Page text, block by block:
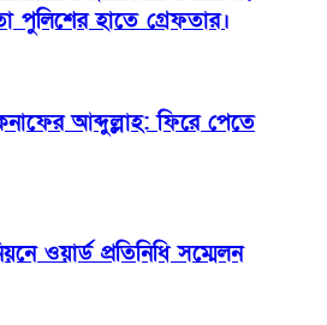
হাতে গ্রেফতার।
আব্দুল্লাহ: ফিরে পেতে
ওয়ার্ড প্রতিনিধি সম্মেলন